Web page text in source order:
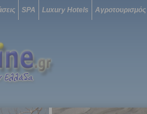
SPA Luxury Hotels Αγροτουρισμός